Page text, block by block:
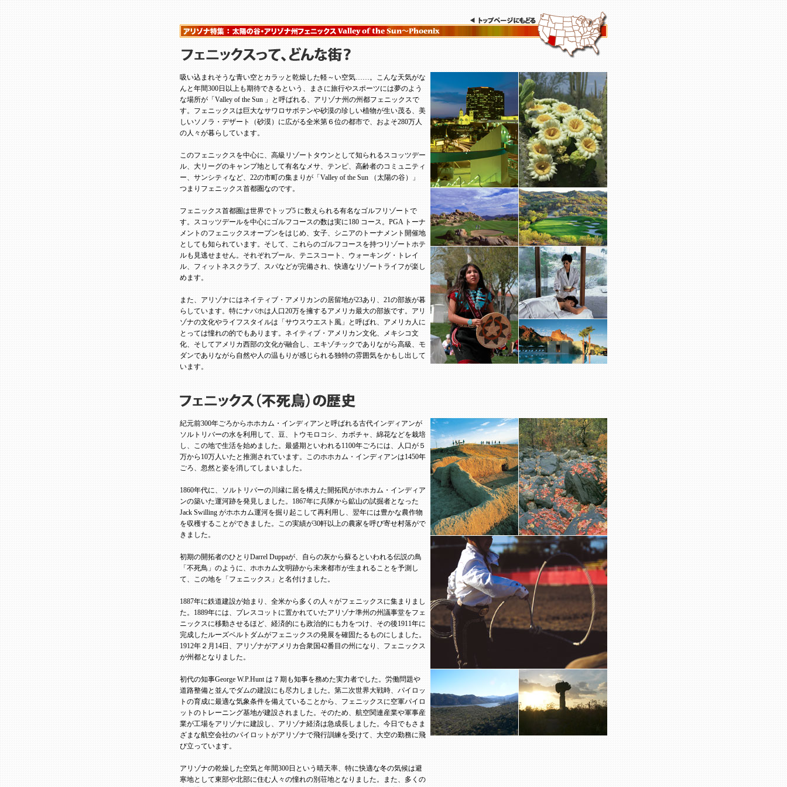
吸い込まれそうな青い空とカラッと乾燥した軽～い空気……。こんな天気がな
んと年間300日以上も期待できるという、まさに旅行やスポーツには夢のよう
な場所が「Valley of the Sun 」と呼ばれる、アリゾナ州の州都フェニックスで
す。フェニックスは巨大なサワロサボテンや砂漠の珍しい植物が生い茂る、美
しいソノラ・デザート（砂漠）に広がる全米第６位の都市で、およそ280万人
の人々が暮らしています。
このフェニックスを中心に、高級リゾートタウンとして知られるスコッツデー
ル、大リーグのキャンプ地として有名なメサ、テンピ、高齢者のコミュニティ
ー、サンシティなど、22の市町の集まりが「Valley of the Sun （太陽の谷）」
つまりフェニックス首都圏なのです。
フェニックス首都圏は世界でトップ5 に数えられる有名なゴルフリゾートで
す。スコッツデールを中心にゴルフコースの数は実に180 コース。PGA トーナ
メントのフェニックスオープンをはじめ、女子、シニアのトーナメント開催地
としても知られています。そして、これらのゴルフコースを持つリゾートホテ
ルも見逃せません。それぞれプール、テニスコート、ウォーキング・トレイ
ル、フィットネスクラブ、スパなどが完備され、快適なリゾートライフが楽し
めます。
また、アリゾナにはネイティブ・アメリカンの居留地が23あり、21の部族が暮
らしています。特にナバホは人口20万を擁するアメリカ最大の部族です。アリ
ゾナの文化やライフスタイルは「サウスウエスト風」と呼ばれ、アメリカ人に
とっては憧れの的でもあります。ネイティブ・アメリカン文化、メキシコ文
化、そしてアメリカ西部の文化が融合し、エキゾチックでありながら高級、モ
ダンでありながら自然や人の温もりが感じられる独特の雰囲気をかもし出して
います。
紀元前300年ごろからホホカム・インディアンと呼ばれる古代インディアンが
ソルトリバーの水を利用して、豆、トウモロコシ、カボチャ、綿花などを栽培
し、この地で生活を始めました。最盛期といわれる1100年ごろには、人口が５
万から10万人いたと推測されています。このホホカム・インディアンは1450年
ごろ、忽然と姿を消してしまいました。
1860年代に、ソルトリバーの川縁に居を構えた開拓民がホホカム・インディア
ンの築いた運河跡を発見しました。1867年に兵隊から鉱山の試掘者となった
Jack Swilling がホホカム運河を掘り起こして再利用し、翌年には豊かな農作物
を収穫することができました。この実績が30軒以上の農家を呼び寄せ村落がで
きました。
初期の開拓者のひとりDarrel Duppaが、自らの灰から蘇るといわれる伝説の鳥
「不死鳥」のように、ホホカム文明跡から未来都市が生まれることを予測し
て、この地を「フェニックス」と名付けました。
1887年に鉄道建設が始まり、全米から多くの人々がフェニックスに集まりまし
た。1889年には、プレスコットに置かれていたアリゾナ準州の州議事堂をフェ
ニックスに移動させるほど、経済的にも政治的にも力をつけ、その後1911年に
完成したルーズベルトダムがフェニックスの発展を確固たるものにしました。
1912年２月14日、アリゾナがアメリカ合衆国42番目の州になり、フェニックス
が州都となりました。
初代の知事George W.P.Hunt は７期も知事を務めた実力者でした。労働問題や
道路整備と並んでダムの建設にも尽力しました。第二次世界大戦時、パイロッ
トの育成に最適な気象条件を備えていることから、フェニックスに空軍パイロ
ットのトレーニング基地が建設されました。そのため、航空関連産業や軍事産
業が工場をアリゾナに建設し、アリゾナ経済は急成長しました。今日でもさま
ざまな航空会社のパイロットがアリゾナで飛行訓練を受けて、大空の勤務に飛
び立っています。
アリゾナの乾燥した空気と年間300日という晴天率、特に快適な冬の気候は避
寒地として東部や北部に住む人々の憧れの別荘地となりました。また、多くの